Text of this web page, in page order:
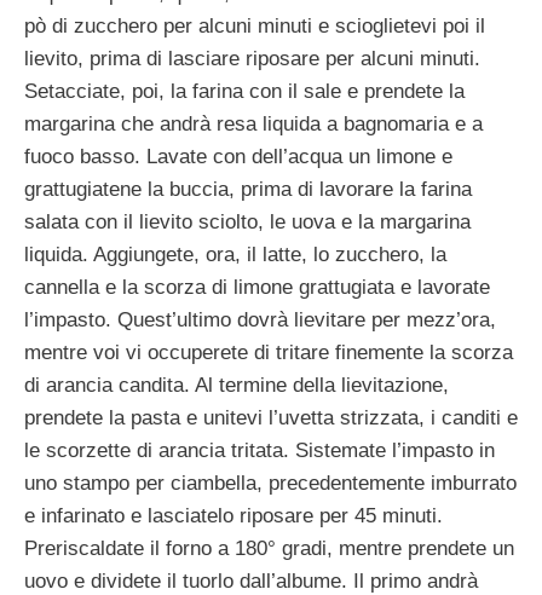
pò di zucchero per alcuni minuti e scioglietevi poi il
lievito, prima di lasciare riposare per alcuni minuti.
Setacciate, poi, la farina con il sale e prendete la
margarina che andrà resa liquida a bagnomaria e a
fuoco basso. Lavate con dell’acqua un limone e
grattugiatene la buccia, prima di lavorare la farina
salata con il lievito sciolto, le uova e la margarina
liquida. Aggiungete, ora, il latte, lo zucchero, la
cannella e la scorza di limone grattugiata e lavorate
l’impasto. Quest’ultimo dovrà lievitare per mezz’ora,
mentre voi vi occuperete di tritare finemente la scorza
di arancia candita. Al termine della lievitazione,
prendete la pasta e unitevi l’uvetta strizzata, i canditi e
le scorzette di arancia tritata. Sistemate l’impasto in
uno stampo per ciambella, precedentemente imburrato
e infarinato e lasciatelo riposare per 45 minuti.
Preriscaldate il forno a 180° gradi, mentre prendete un
uovo e dividete il tuorlo dall’albume. Il primo andrà